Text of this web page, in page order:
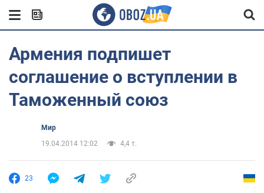
Армения подпишет
соглашение о вступлении в
Таможенный союз
Мир
19.04.2014 12:02
4,4 т.
23